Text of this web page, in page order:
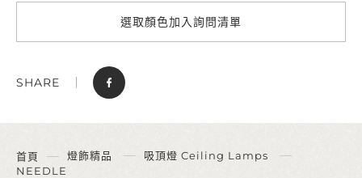
選取顏色加入詢問清單
SHARE
首頁 燈飾精品
吸頂燈 Ceiling Lamps
NEEDLE